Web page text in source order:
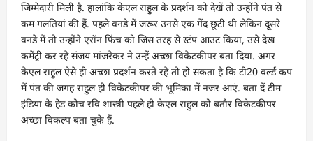
जिम्मेदारी मिली है. हालांकि केएल राहुल के प्रदर्शन को देखें तो उन्होंने पंत से
कम गलतियां की हैं. पहले वनडे में जरूर उनसे एक गेंद छूटी थी लेकिन दूसरे
वनडे में तो उन्होंने एरॉन फिंच को जिस तरह से स्टंप आउट किया, उसे देख
कमेंट्री कर रहे संजय मांजरेकर ने उन्हें अच्छा विकेटकीपर बता दिया. अगर
केएल राहुल ऐसे ही अच्छा प्रदर्शन करते रहे तो हो सकता है कि टी20 वर्ल्ड कप
में पंत की जगह राहुल ही विकेटकीपर की भूमिका में नजर आएं. बता दें टीम
इंडिया के हेड कोच रवि शास्त्री पहले ही केएल राहुल को बतौर विकेटकीपर
अच्छा विकल्प बता चुके हैं.